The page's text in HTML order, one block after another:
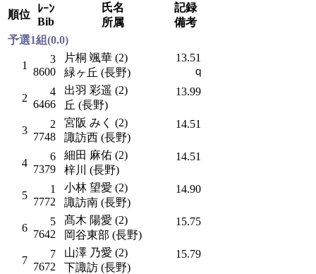
順位
ﾚｰﾝ
Bib
氏名
所属
記録
備考
予選1組(0.0)
1
3
8600
片桐 颯華 (2)
緑ヶ丘 (長野)
13.51
ｑ
2
4
6466
出羽 彩遥 (2)
丘 (長野)
13.99
3
2
7748
宮阪 みく (2)
諏訪西 (長野)
14.51
4
6
7379
細田 麻佑 (2)
梓川 (長野)
14.51
5
1
7772
小林 望愛 (2)
諏訪南 (長野)
14.90
6
5
7642
髙木 陽愛 (2)
岡谷東部 (長野)
15.75
7
7
7672
山澤 乃愛 (2)
下諏訪 (長野)
15.79